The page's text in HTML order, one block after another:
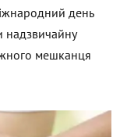
день
надзвичайну
мешканця